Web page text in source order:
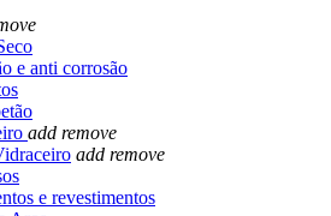
e anti corrosão
add remove
add remove
e revestimentos